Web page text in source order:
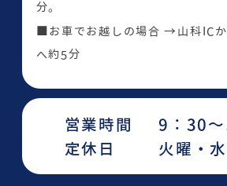
分。
■お車でお越しの場合 →山科ICか
へ約5分
営業時間
9：30
定休日
火曜・